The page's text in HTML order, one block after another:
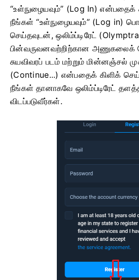
“உள்நுழையவும்” (Log In) என்பதைக்
நீங்கள் “உள்நுழையவும்” (Log in)
செய்தவுடன், ஒலிம்ப்டிரேட்
பின்வருவனவற்றிற்கான அணுகலைக்
சுயவிவரப் படம் மற்றும் மின்னஞ்சல்
(Continue...) என்பதைக் கிளிக்
நீங்கள் தானாகவே ஒலிம்ப்டிரேட்
விடப்படுவீர்கள்.